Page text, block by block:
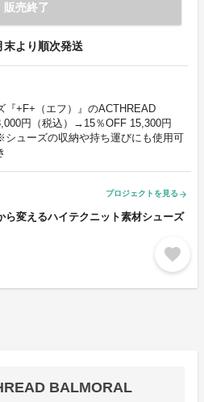
販売終了
末より順次発送
『+F+（エフ）』のACTHREAD
円（税込）→15％OFF 15,300円
シューズの収納や持ち運びにも使用可
プロジェクトを見る arrow_forward
ら変えるハイテクニット素材シューズ
favorite
BALMORAL